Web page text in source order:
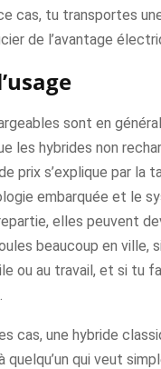
cas, tu transportes
de l’avantage
sont en
les hybrides non
prix s’explique par la
embarquée et le
elles peuvent
beaucoup en ville,
ou au travail, et si tu
cas, une hybride
quelqu’un qui veut